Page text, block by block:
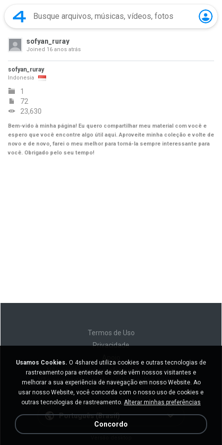
sofyan_ruray
Joined 16 anos atrás
sofyan_ruray
Indonesia
1
72
23,630
Bem-vido à minha página! Eu quero compartilhar meu material com você e
espero que você encontre algo útil aqui. Aproveite minha coleção e volte de
novo e de novo, farei o meu melhor para torná-la sempre interessante para
você. Obrigado pelo seu tempo!
Termos de Uso
Privacidade
Não venda minhas informações pessoais
Não compartilhe minhas informações pessoais
Português (Brasil)
Usamos Cookies. O 4shared utiliza cookies e outras tecnologias de
rastreamento para entender de onde vêm nossos visitantes e
melhorar a sua experiência de navegação em nosso Website. Ao
usar nosso Website, você concorda com o nosso uso de cookies e
outras tecnologias de rastreamento. Alterar minhas preferências
Concordo